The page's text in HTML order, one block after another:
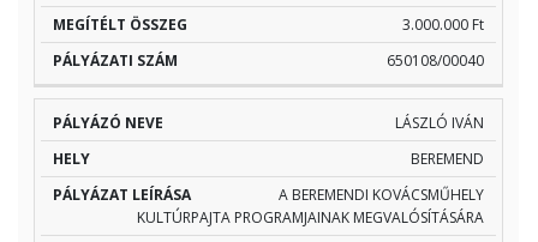
3.000.000 Ft
650108/00040
LÁSZLÓ IVÁN
BEREMEND
A BEREMENDI KOVÁCSMŰHELY
KULTÚRPAJTA PROGRAMJAINAK MEGVALÓSÍTÁSÁRA